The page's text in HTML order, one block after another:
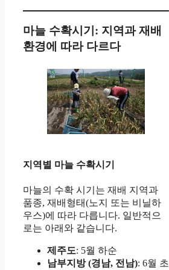
마늘 수확시기: 지역과 재배
환경에 따라 다르다
지역별 마늘 수확시기
마늘의 수확 시기는 재배 지역과
품종, 재배형태(노지 또는 비닐하
우스)에 따라 다릅니다. 일반적으
로는 아래와 같습니다.
제주도: 5월 하순
남부지방 (경남, 전남): 6월 초